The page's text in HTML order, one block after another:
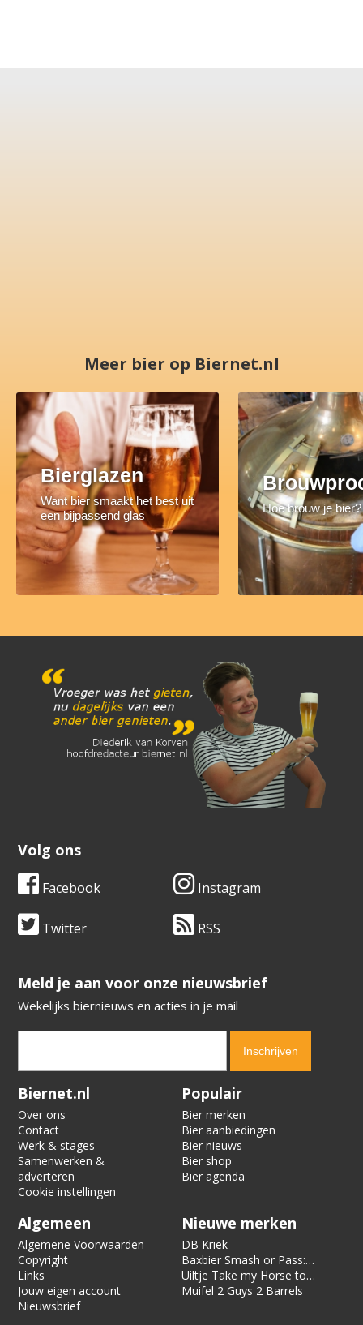
Meer bier op Biernet.nl
Bierglazen
Want bier smaakt het best uit
een bijpassend glas
Hoe brouw je bier?
Volg ons
Facebook Instagram
Twitter RSS
​​​​​​​Meld je aan voor onze nieuwsbrief
Wekelijks biernieuws en acties in je mail
Verification code:
Biernet.nl
Over ons
Contact
Werk & stages
Samenwerken &
adverteren
Cookie instellingen
Populair
Bier merken
Bier aanbiedingen
Bier nieuws
Bier shop
Bier agenda
Algemeen
Algemene Voorwaarden
Copyright
Links
Jouw eigen account
Nieuwsbrief
Nieuwe merken
DB Kriek
Baxbier Smash or Pass:
Strata
Uiltje Take my Horse to
the Hotel Room
Muifel 2 Guys 2 Barrels